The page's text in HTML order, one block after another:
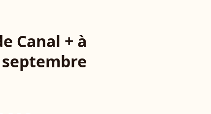
Canal + à